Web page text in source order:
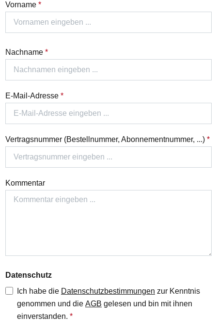
Vorname *
Nachname *
E-Mail-Adresse *
Vertragsnummer (Bestellnummer, Abonnementnummer, ...) *
Kommentar
Datenschutz
Ich habe die Datenschutzbestimmungen zur Kenntnis
genommen und die AGB gelesen und bin mit ihnen
einverstanden. *